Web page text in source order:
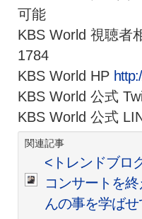
可能
KBS World 視聴者
1784
KBS World HP
KBS World 公式
KBS World 公式
関連記事
<トレンドブロ
コンサートを
んの事を学ば